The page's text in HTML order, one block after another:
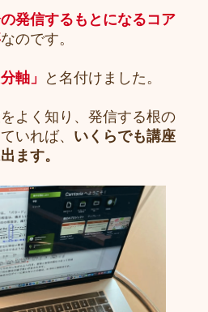
発信するもとになるコア
なのです。
軸」 と名付けました。
よく知り、発信する根の
いれば、 いくらでも講座
ます。